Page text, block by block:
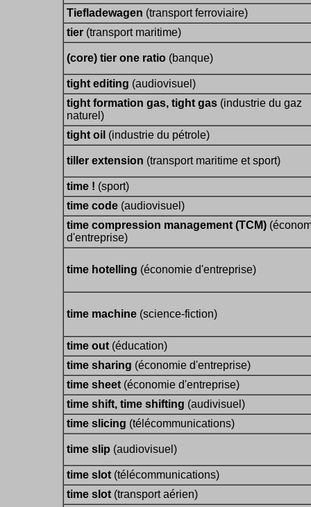
Tiefladewagen (transport ferroviaire)
tier (transport maritime)
(core) tier one ratio (banque)
tight editing (audiovisuel)
tight formation gas, tight gas (industrie du gaz
naturel)
tight oil (industrie du pétrole)
tiller extension (transport maritime et sport)
time ! (sport)
time code (audiovisuel)
time compression management (TCM)
d'entreprise)
time hotelling (économie d'entreprise)
time machine (science-fiction)
time out (éducation)
time sharing (économie d'entreprise)
time sheet (économie d'entreprise)
time shift, time shifting (audivisuel)
time slicing (télécommunications)
time slip (audiovisuel)
time slot (télécommunications)
time slot (transport aérien)